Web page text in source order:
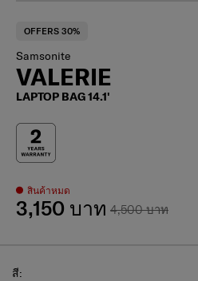
OFFERS 30%
Samsonite
VALERIE
LAPTOP BAG 14.1'
สินค้าหมด
4,500 บาท
3,150 บาท
Select
สี: